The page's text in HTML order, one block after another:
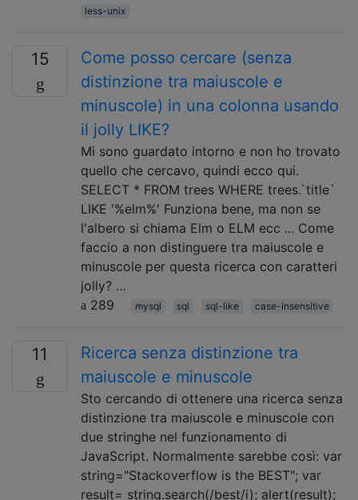
less-unix
15
Come posso cercare (senza
distinzione tra maiuscole e
minuscole) in una colonna usando
il jolly LIKE?
Mi sono guardato intorno e non ho trovato
quello che cercavo, quindi ecco qui.
SELECT * FROM trees WHERE trees.`title`
LIKE '%elm%' Funziona bene, ma non se
l'albero si chiama Elm o ELM ecc ... Come
faccio a non distinguere tra maiuscole e
minuscole per questa ricerca con caratteri
jolly? …
289
mysql sql sql-like case-insensitive
11
Ricerca senza distinzione tra
maiuscole e minuscole
Sto cercando di ottenere una ricerca senza
distinzione tra maiuscole e minuscole con
due stringhe nel funzionamento di
JavaScript. Normalmente sarebbe così: var
string="Stackoverflow is the BEST"; var
result= string.search(/best/i); alert(result);